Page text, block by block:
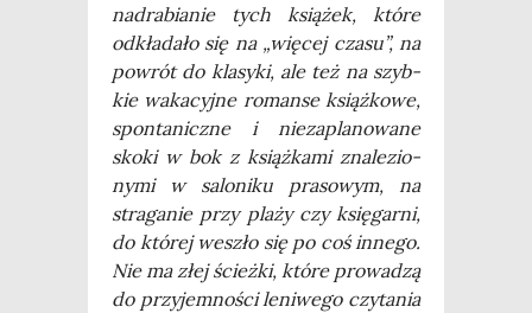
nad­ra­bia­nie tych ksią­żek, któ­re
odkła­da­ło się na „wię­cej cza­su”, na
powrót do kla­sy­ki, ale też na szyb­
kie waka­cyj­ne roman­se książ­ko­we,
spon­ta­nicz­ne i nie­za­pla­no­wa­ne
sko­ki w bok z książ­ka­mi zna­le­zio­
ny­mi w salo­ni­ku pra­so­wym, na
stra­ga­nie przy pla­ży czy księ­gar­ni,
do któ­rej weszło się po coś inne­go.
Nie ma złej ścież­ki, któ­re pro­wa­dzą
do przy­jem­no­ści leni­we­go czy­ta­nia